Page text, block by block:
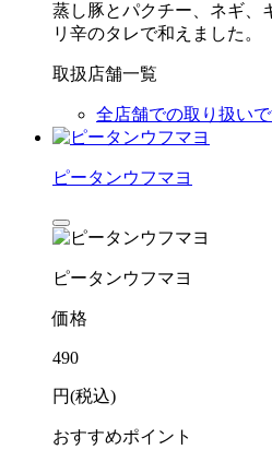
蒸し豚とパクチー、ネギ、
リ辛のタレで和えました。
取扱店舗一覧
全店舗での取り扱い
ピータンウフマヨ
ピータンウフマヨ
価格
490
円(税込)
おすすめポイント